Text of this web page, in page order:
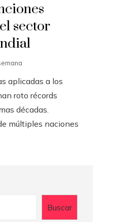
sector
aplicadas a los
roto récords
décadas.
múltiples naciones
Buscar